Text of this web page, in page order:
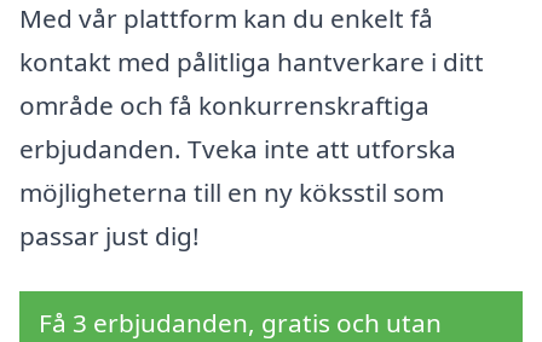
Med vår plattform kan du enkelt få
kontakt med pålitliga hantverkare i ditt
område och få konkurrenskraftiga
erbjudanden. Tveka inte att utforska
möjligheterna till en ny köksstil som
passar just dig!
Få 3 erbjudanden, gratis och utan